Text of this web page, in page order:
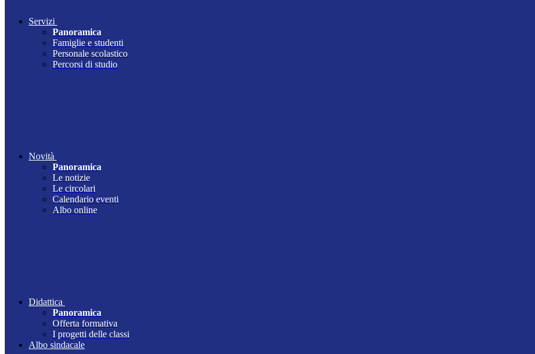
Servizi
Panoramica
Famiglie e studenti
Personale scolastico
Percorsi di studio
Novità
Panoramica
Le notizie
Le circolari
Calendario eventi
Albo online
Didattica
Panoramica
Offerta formativa
I progetti delle classi
Albo sindacale